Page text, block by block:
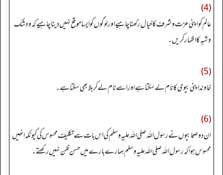
(4)
عالم کو اپنی عزت و شرف کا خیال رکھنا چا ہیے اور لوگوں کو ایسا موقع نہیں دینا چاہیے کہ وہ شک
وشبہ کا اظہا ر کریں۔
(5)
خاوند اپنی بیوی کا نام لے سکتا ہے اور اسے نام لے کر بلا بھی سکتا ہے۔
(6)
ان دو صحابیو ں نے رسول اللہ صلی اللہ علیہ وسلم کی اس بات سے تکلیف محسوس کی کیونکہ انھیں
محسوس ہوا کہ رسول اللہ صلی اللہ علیہ وسلم ہمارے بارے میں حسن ظن نہیں رکھتے۔